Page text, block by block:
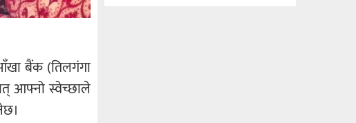
आँखा बैंक (तिलगंगा
आफ्नो स्वेच्छाले